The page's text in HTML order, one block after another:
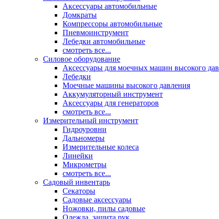
Аксессуары автомобильные
Домкраты
Компрессоры автомобильные
Пневмоинструмент
Лебедки автомобильные
смотреть все...
Силовое оборудование
Аксессуары для моечных машин высокого
Лебедки
Моечные машины высокого давления
Аккумуляторный инструмент
Аксессуары для генераторов
смотреть все...
Измерительный инструмент
Гидроуровни
Дальномеры
Измерительные колеса
Линейки
Микрометры
смотреть все...
Садовый инвентарь
Секаторы
Садовые аксессуары
Ножовки, пилы садовые
Одежда, защита рук